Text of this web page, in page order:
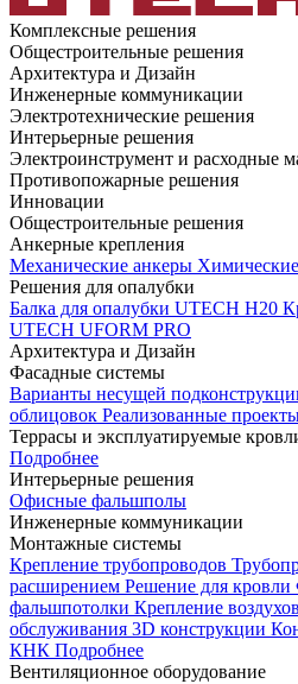
Комплексные решения
Общестроительные решения
Архитектура и Дизайн
Инженерные коммуникации
Электротехнические решения
Интерьерные решения
Электроинструмент и расходные
Противопожарные решения
Инновации
Общестроительные решения
Анкерные крепления
Механические анкеры
Решения для опалубки
Балка для опалубки UTECH H20
UTECH UFORM PRO
Архитектура и Дизайн
Фасадные системы
Варианты несущей
облицовок Реализованные
Террасы и эксплуатируемые
Подробнее
Интерьерные решения
Офисные фальшполы
Инженерные коммуникации
Монтажные системы
Крепление трубопроводов
расширением Решение для кровли
фальшпотолки Крепление
обслуживания 3D конструкции
КНК Подробнее
Вентиляционное оборудование